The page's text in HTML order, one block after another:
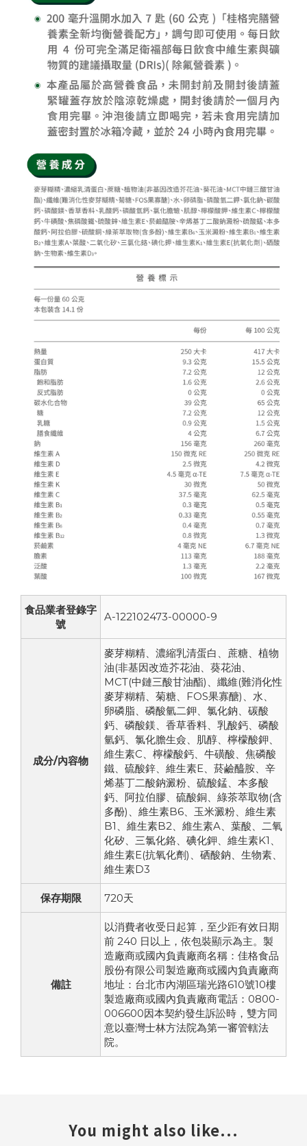
食品業者登錄字
號
A-122102473-00000-9
成分/內容物
麥芽糊精、濃縮乳清蛋白、蔗糖、植物
油(非基因改造芥花油、葵花油、
MCT(中鏈三酸甘油酯)、纖維(難消化性
麥芽糊精、菊糖、FOS果寡醣)、水、
卵磷脂、磷酸氫二鉀、氯化鈉、碳酸
鈣、磷酸鎂、香草香料、乳酸鈣、磷酸
氫鈣、氯化膽生僉、肌醇、檸檬酸鉀、
維生素C、檸檬酸鈣、牛磺酸、焦磷酸
鐵、硫酸鋅、維生素E、菸鹼醯胺、辛
烯基丁二酸鈉澱粉、硫酸錳、本多酸
鈣、阿拉伯膠、硫酸銅、綠茶萃取物(含
多酚)、維生素B6、玉米澱粉、維生素
B1、維生素B2、維生素A、葉酸、二氧
化矽、三氯化鉻、碘化鉀、維生素K1、
維生素E(抗氧化劑)、硒酸鈉、生物素、
維生素D3
保存期限 720天
備註
以消費者收受日起算，至少距有效日期
前 240 日以上，依包裝顯示為主。製
造廠商或國內負責廠商名稱：佳格食品
股份有限公司製造廠商或國內負責廠商
地址：台北市內湖區瑞光路610號10樓
製造廠商或國內負責廠商電話：0800-
006600因本契約發生訴訟時，雙方同
意以臺灣士林方法院為第一審管轄法
院。
You might also like...